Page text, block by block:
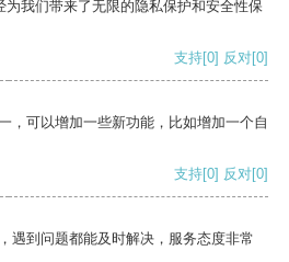
我们带来了无限的隐私保护和安全性保
支持[0] 反对[0]
，可以增加一些新功能，比如增加一个自
支持[0] 反对[0]
遇到问题都能及时解决，服务态度非常